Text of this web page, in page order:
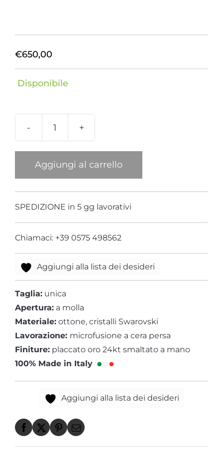
€650,00
Disponibile
Bracciale
Powder
quantità
Aggiungi al carrello
SPEDIZIONE in 5 gg lavorativi
Chiamaci: +39 0575 498562
Aggiungi alla lista dei desideri
Taglia: unica
Apertura: a molla
Materiale: ottone, cristalli Swarovski
Lavorazione: microfusione a cera persa
Finiture: placcato oro 24kt smaltato a mano
100% Made in Italy
Aggiungi alla lista dei desideri